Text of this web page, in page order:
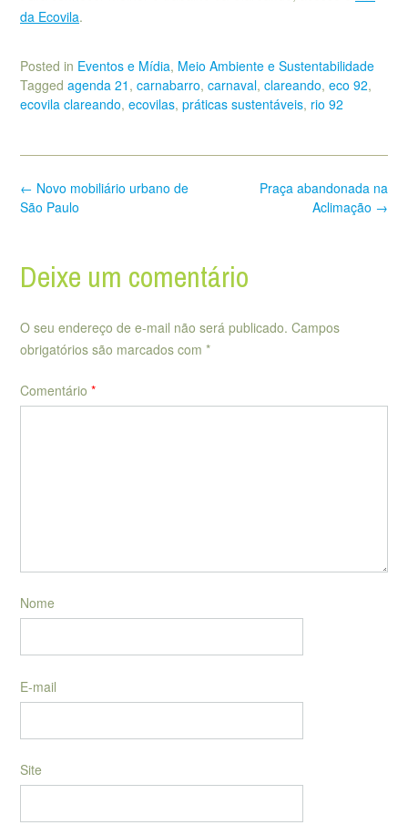
da Ecovila.
Posted in Eventos e Mídia, Meio Ambiente e Sustentabilidade
Tagged agenda 21 , carnabarro, carnaval, clareando, eco 92,
ecovila clareando, ecovilas, práticas sustentáveis, rio 92
Post
navigation
Praça abandonada na
Aclimação →
← Novo mobiliário urbano de
São Paulo
Deixe um comentário
O seu endereço de e-mail não será publicado. Campos
obrigatórios são marcados com *
Comentário *
Nome
E-mail
Site